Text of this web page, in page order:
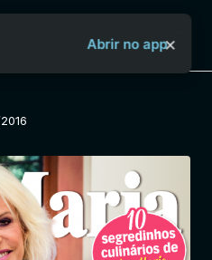
Sobre o Aya Bancah
Revistas
Abrir no app×